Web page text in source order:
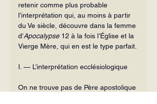
retenir comme plus probable
l’interprétation qui, au moins à partir
du Ve siècle, découvre dans la femme
d’Apocalypse 12 à la fois l’Église et la
Vierge Mère, qui en est le type parfait.
I. — L’interprétation ecclésiologique
On ne trouve pas de Père apostolique